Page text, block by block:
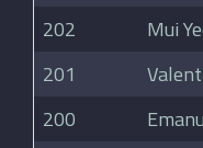
202
Mui
201
200